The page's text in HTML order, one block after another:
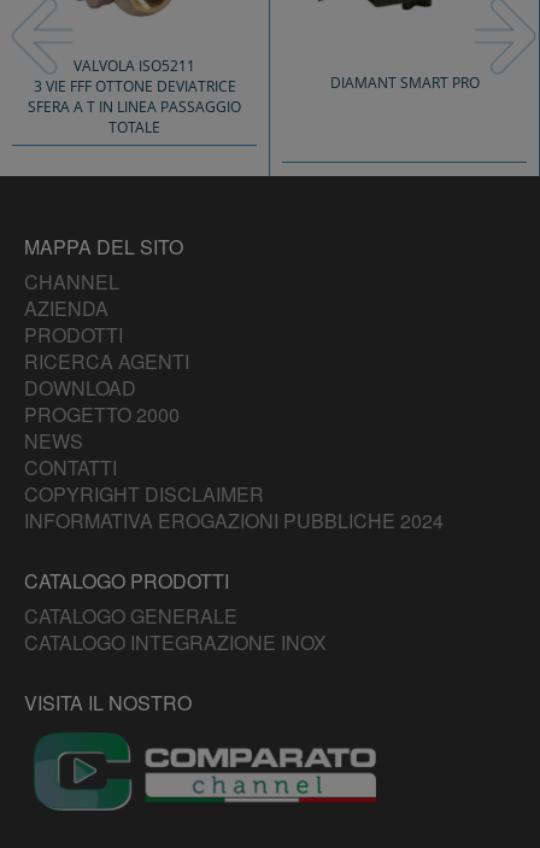
VALVOLA ISO5211
3 VIE FFF OTTONE DEVIATRICE
SFERA A T IN LINEA PASSAGGIO
TOTALE
DIAMANT SMART PRO
MAPPA DEL SITO
CHANNEL
AZIENDA
PRODOTTI
RICERCA AGENTI
DOWNLOAD
PROGETTO 2000
NEWS
CONTATTI
COPYRIGHT DISCLAIMER
INFORMATIVA EROGAZIONI PUBBLICHE 2024
CATALOGO PRODOTTI
CATALOGO GENERALE
CATALOGO INTEGRAZIONE INOX
VISITA IL NOSTRO